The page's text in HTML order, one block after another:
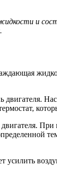
и
усилить